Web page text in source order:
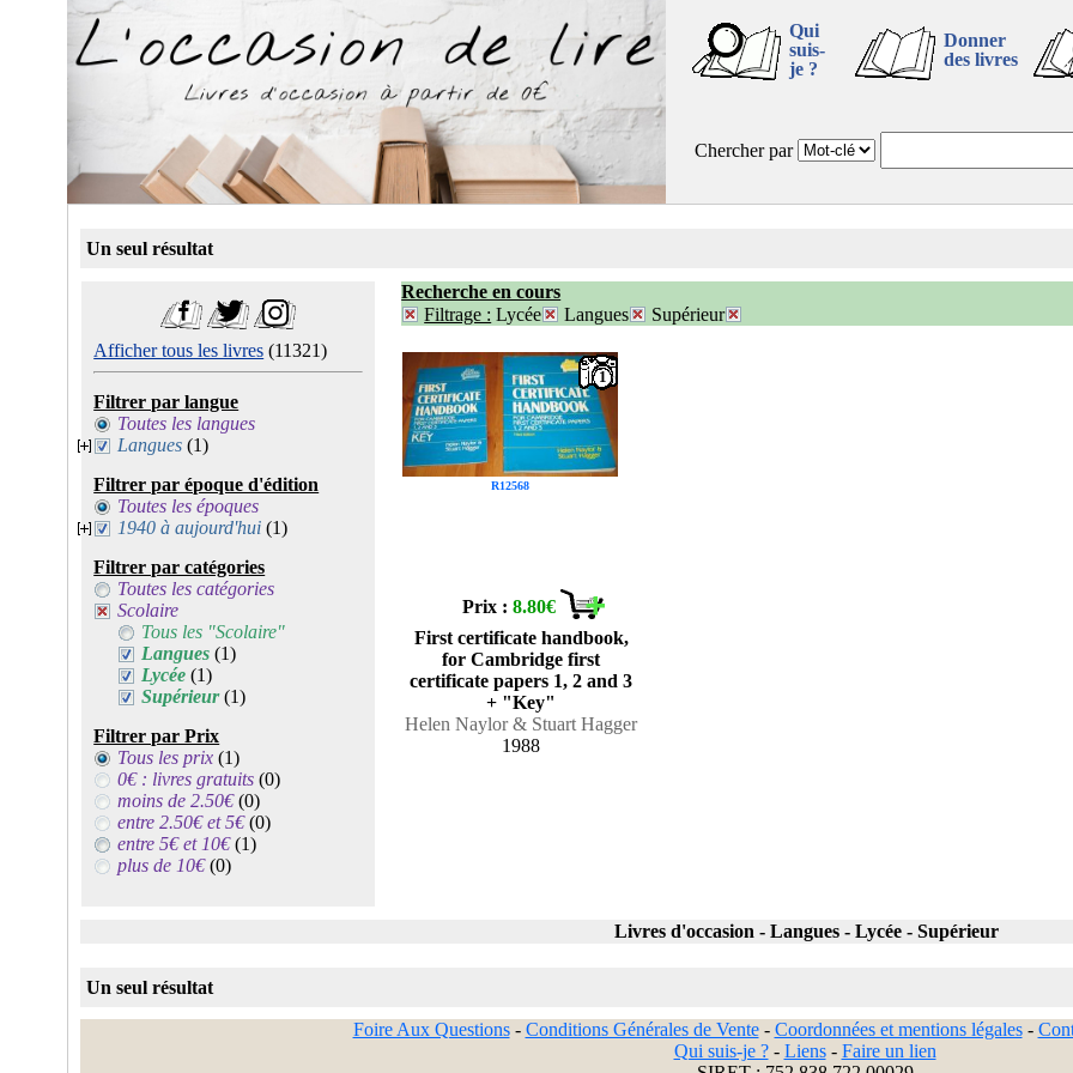
Qui
suis-
je ?
Donner
des livres
Chercher par
Un seul résultat
Afficher tous les livres (11321)
Filtrer par langue
Toutes les langues
Langues (1)
Filtrer par époque d'édition
Toutes les époques
1940 à aujourd'hui (1)
Filtrer par catégories
Toutes les catégories
Scolaire
Tous les "Scolaire"
Langues (1)
Lycée (1)
Supérieur(1)
Filtrer par Prix
Tous les prix(1)
0€ : livres gratuits(0)
moins de 2.50€(0)
entre 2.50€ et 5€(0)
entre 5€ et 10€(1)
plus de 10€(0)
Recherche en cours
Filtrage : Lycée Langues Supérieur
R12568
1
Prix :8.80€
First certificate handbook,
for Cambridge first
certificate papers 1, 2 and 3
+ "Key"
Helen Naylor & Stuart Hagger
1988
Livres d'occasion - Langues - Lycée - Supérieur
Un seul résultat
Foire Aux Questions- Conditions Générales de Vente- Coordonnées et mentions légales-
Qui suis-je ?- Liens- Faire un lien